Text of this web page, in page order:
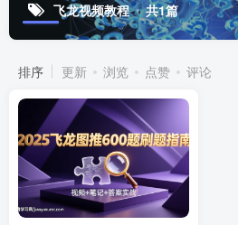
飞龙视频教程 共1篇
排序 更新 浏览 点赞 评论